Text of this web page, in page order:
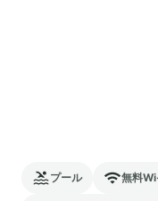
プール 無料